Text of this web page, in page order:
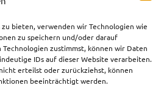
bieten, verwenden wir Technologien wie
zu speichern und/oder darauf
zustimmst, können wir Daten
IDs auf dieser Website verarbeiten.
erteilst oder zurückziehst, können
beeinträchtigt werden.